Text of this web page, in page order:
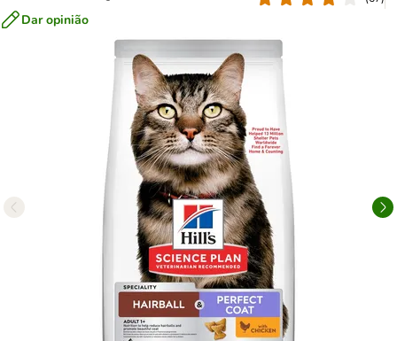
Dar opinião